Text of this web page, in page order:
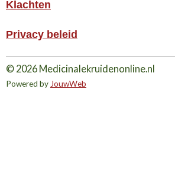
Klachten
Privacy beleid
© 2026 Medicinalekruidenonline.nl
Powered by JouwWeb